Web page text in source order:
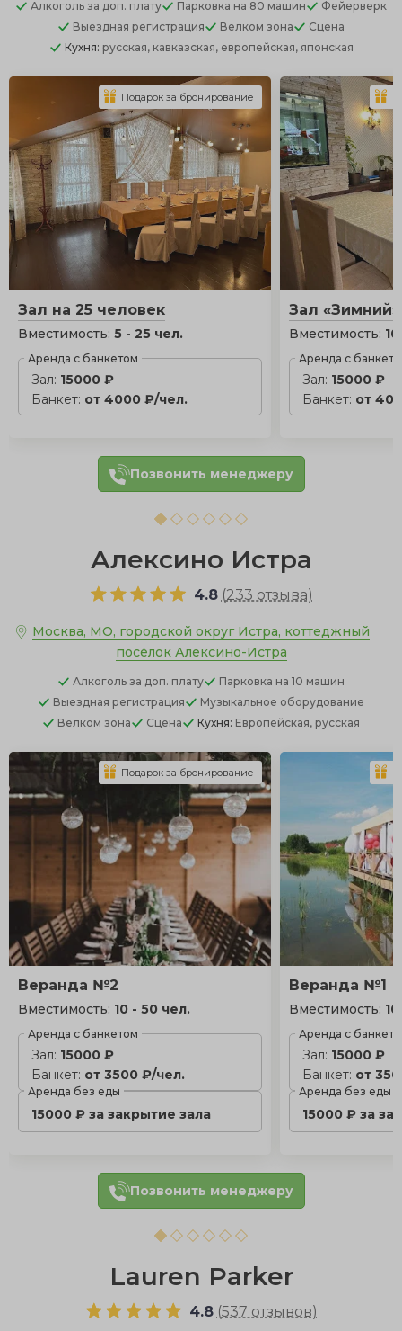
Алкоголь за доп. плату Парковка на 80 машин
Фейерверк
Выездная регистрация
Велком зона
Сцена
Кухня: русская, кавказская, европейская, японская
Зал на 25 человек
Вместимость: 5 - 25 чел.
Аренда с банкетом
Зал: 15000 ₽
Банкет: от 4000 ₽/чел.
Подарок за бронирование
Зал «Зимний»
Вместимость:
Аренда с
Зал: 15000 ₽
Банкет: от
Позвонить менеджеру
Алексино Истра
4.8 (233 отзыва)
Москва, МО, городской округ Истра, коттеджный
посёлок Алексино-Истра
Алкоголь за доп. плату Парковка на 10 машин
Выездная регистрация
Музыкальное оборудование
Велком зона
Сцена Кухня: Европейская, русская
Веранда №2
Вместимость: 10 - 50 чел.
Аренда с банкетом
Зал: 15000 ₽
Банкет: от 3500 ₽/чел.
Аренда без еды
15000 ₽ за закрытие зала
Подарок за бронирование
Веранда №1
Вместимость:
Аренда с
Зал: 15000 ₽
Банкет: от
Аренда без еды
15000 ₽ за
Позвонить менеджеру
Lauren Parker
4.8 (537 отзывов)